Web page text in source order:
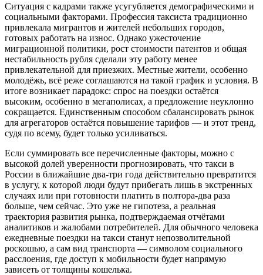
Ситуация с кадрами также усугубляется демографическими и
социальными факторами. Профессия таксиста традиционно
привлекала мигрантов и жителей небольших городов,
готовых работать на износ. Однако ужесточение
миграционной политики, рост стоимости патентов и общая
нестабильность рубля сделали эту работу менее
привлекательной для приезжих. Местные жители, особенно
молодёжь, всё реже соглашаются на такой график и условия. В
итоге возникает парадокс: спрос на поездки остаётся
высоким, особенно в мегаполисах, а предложение неуклонно
сокращается. Единственным способом сбалансировать рынок
для агрегаторов остаётся повышение тарифов — и этот тренд,
судя по всему, будет только усиливаться.
Если суммировать все перечисленные факторы, можно с
высокой долей уверенности прогнозировать, что такси в
России в ближайшие два-три года действительно превратится
в услугу, к которой люди будут прибегать лишь в экстренных
случаях или при готовности платить в полтора-два раза
больше, чем сейчас. Это уже не гипотеза, а реальная
траектория развития рынка, подтверждаемая отчётами
аналитиков и жалобами потребителей. Для обычного человека
ежедневные поездки на такси станут непозволительной
роскошью, а сам вид транспорта — символом социального
расслоения, где доступ к мобильности будет напрямую
зависеть от толщины кошелька.